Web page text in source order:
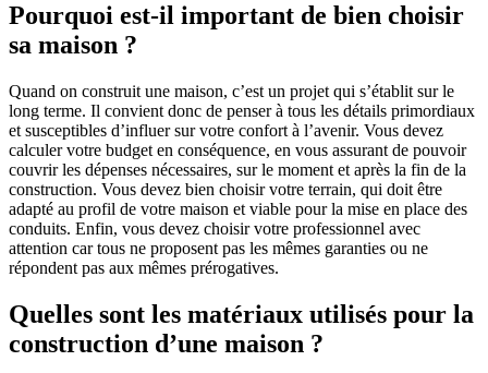
Pourquoi est-il important de bien choisir
sa maison ?
Quand on construit une maison, c’est un projet qui s’établit sur le
long terme. Il convient donc de penser à tous les détails primordiaux
et susceptibles d’influer sur votre confort à l’avenir. Vous devez
calculer votre budget en conséquence, en vous assurant de pouvoir
couvrir les dépenses nécessaires, sur le moment et après la fin de la
construction. Vous devez bien choisir votre terrain, qui doit être
adapté au profil de votre maison et viable pour la mise en place des
conduits. Enfin, vous devez choisir votre professionnel avec
attention car tous ne proposent pas les mêmes garanties ou ne
répondent pas aux mêmes prérogatives.
Quelles sont les matériaux utilisés pour la
construction d’une maison ?